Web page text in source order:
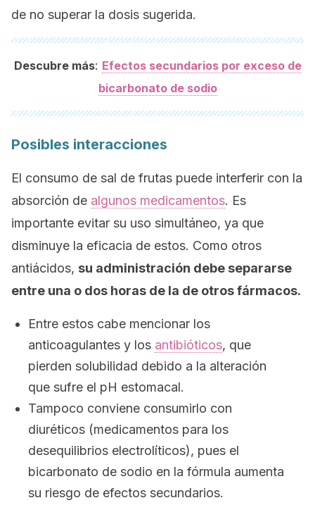
de no superar la dosis sugerida.
Descubre más: Efectos secundarios por exceso de
bicarbonato de sodio
Posibles interacciones
El consumo de sal de frutas puede interferir con la
absorción de algunos medicamentos. Es
importante evitar su uso simultáneo, ya que
disminuye la eficacia de estos. Como otros
antiácidos, su administración debe separarse
entre una o dos horas de la de otros fármacos.
Entre estos cabe mencionar los
anticoagulantes y los antibióticos, que
pierden solubilidad debido a la alteración
que sufre el pH estomacal.
Tampoco conviene consumirlo con
diuréticos (medicamentos para los
desequilibrios electrolíticos), pues el
bicarbonato de sodio en la fórmula aumenta
su riesgo de efectos secundarios.